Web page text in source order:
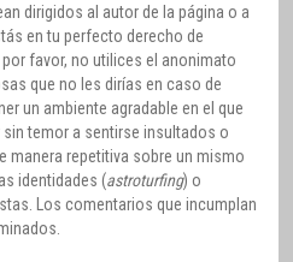
dirigidos al autor de la página o a
en tu perfecto derecho de
favor, no utilices el anonimato
que no les dirías en caso de
un ambiente agradable en el que
temor a sentirse insultados o
manera repetitiva sobre un mismo
identidades (astroturfing) o
Los comentarios que incumplan